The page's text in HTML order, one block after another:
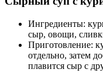
Ингредиенты:
сыр, овощи,
Приготовление:
отдельно, затем
плавится сыр с